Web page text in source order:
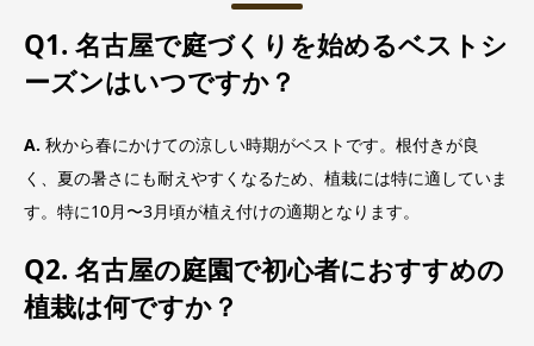
Q1. 名古屋で庭づくりを始めるベストシ
ーズンはいつですか？
A. 秋から春にかけての涼しい時期がベストです。根付きが良
く、夏の暑さにも耐えやすくなるため、植栽には特に適していま
す。特に10月〜3月頃が植え付けの適期となります。
Q2. 名古屋の庭園で初心者におすすめの
植栽は何ですか？